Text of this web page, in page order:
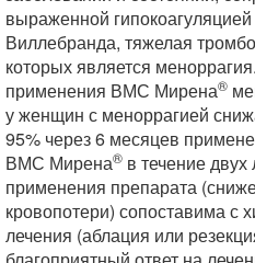
выраженной
Виллебранда, тяжелая
которых является
применения ВМС Мирена®
у женщин с меноррагией
95% через 6 месяцев
ВМС Мирена® в течение
применения препарата
кровопотери) сопоставима с
лечения (аблация или